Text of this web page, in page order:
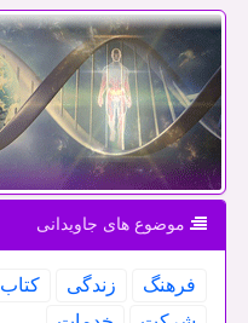
موضوع های جاویدانی
فرهنگ زندگی كتاب